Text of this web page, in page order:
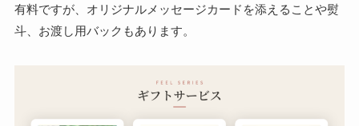
有料ですが、オリジナルメッセージカードを添えることや熨
斗、お渡し用バックもあります。